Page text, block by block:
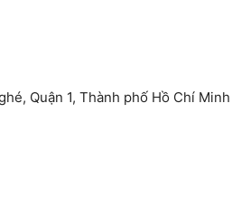
Quận 1, Thành phố Hồ Chí Minh